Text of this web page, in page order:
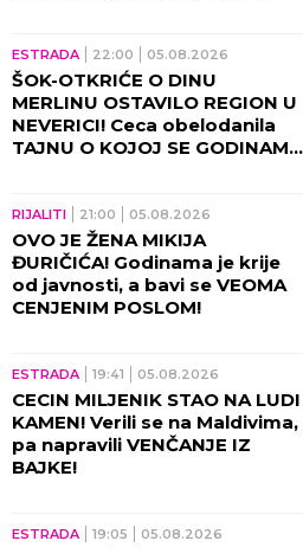
ESTRADA 22:00 05.08.2026
ŠOK-OTKRIĆE O DINU
MERLINU OSTAVILO REGION U
NEVERICI! Ceca obelodanila
TAJNU O KOJOJ SE GODINAMA
RIJALITI 21:00 05.08.2026
OVO JE ŽENA MIKIJA
ĐURIČIĆA! Godinama je krije
od javnosti, a bavi se VEOMA
CENJENIM POSLOM!
ESTRADA 19:41 05.08.2026
CECIN MILJENIK STAO NA LUDI
KAMEN! Verili se na Maldivima,
pa napravili VENČANJE IZ
BAJKE!
ESTRADA 19:05 05.08.2026